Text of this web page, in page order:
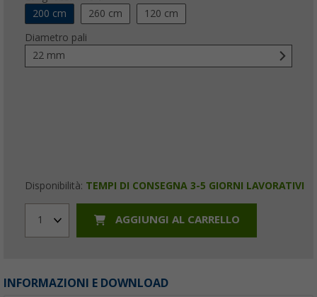
200 cm
260 cm 120 cm
Diametro pali
22 mm
Disponibilità: TEMPI DI CONSEGNA 3-5 GIORNI LAVORATIVI
1 AGGIUNGI AL CARRELLO
INFORMAZIONI E DOWNLOAD